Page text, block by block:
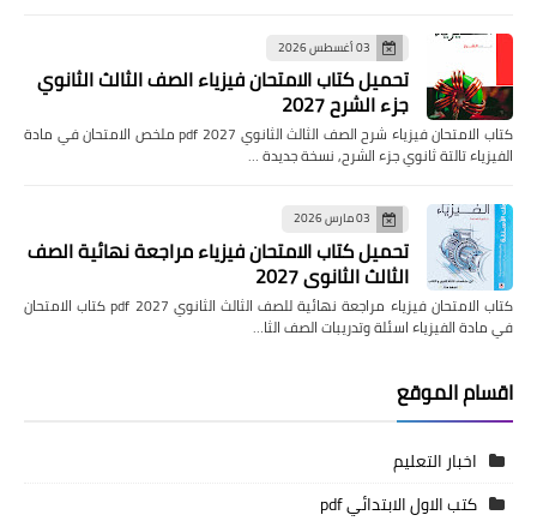
03 أغسطس 2026
تحميل كتاب الامتحان فيزياء الصف الثالث الثانوي
جزء الشرح 2027
كتاب الامتحان فيزياء شرح الصف الثالث الثانوي pdf 2027 ملخص الامتحان في مادة
الفيزياء تالتة ثانوي جزء الشرح, نسخة جديدة …
03 مارس 2026
تحميل كتاب الامتحان فيزياء مراجعة نهائية الصف
الثالث الثانوي 2027
كتاب الامتحان فيزياء مراجعة نهائية للصف الثالث الثانوي pdf 2027 كتاب الامتحان
في مادة الفيزياء اسئلة وتدريبات الصف الثا…
اقسام الموقع
اخبار التعليم
كتب الاول الابتدائي pdf